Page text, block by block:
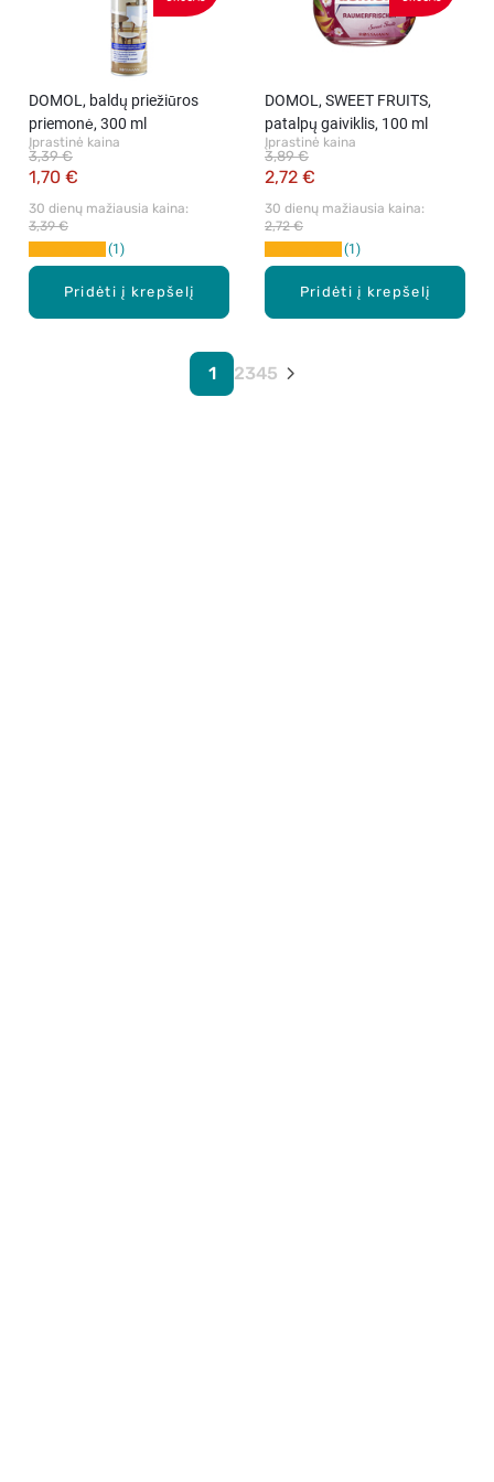
Pridėti į krepšelį
DOMOL, baldų priežiūros
priemonė, 300 ml
Įprastinė kaina
1,70 €
3,39 €
30 dienų mažiausia kaina:
3,39 €
1
Pridėti į krepšelį
DOMOL, SWEET FRUITS,
patalpų gaiviklis, 100 ml
Įprastinė kaina
2,72 €
3,89 €
30 dienų mažiausia kaina:
2,72 €
1
1 2345